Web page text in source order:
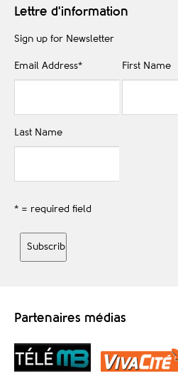
Lettre d'information
Sign up for Newsletter
Email Address* First Name
Last Name
* = required field
Partenaires médias